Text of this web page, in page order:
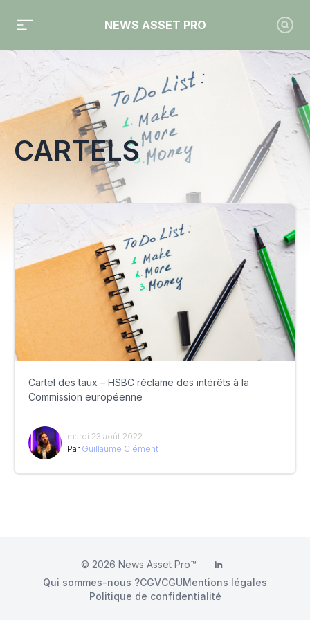
NEWS ASSET PRO
Toute l'actualité sur le tag "cartels"
CARTELS
Cartel des taux – HSBC réclame des intérêts à la
Commission européenne
mardi 23 août 2022
Par Guillaume Clément
© 2026 News Asset Pro™ LinkedIn
Qui sommes-nous ?CGVCGUMentions légales
Politique de confidentialité